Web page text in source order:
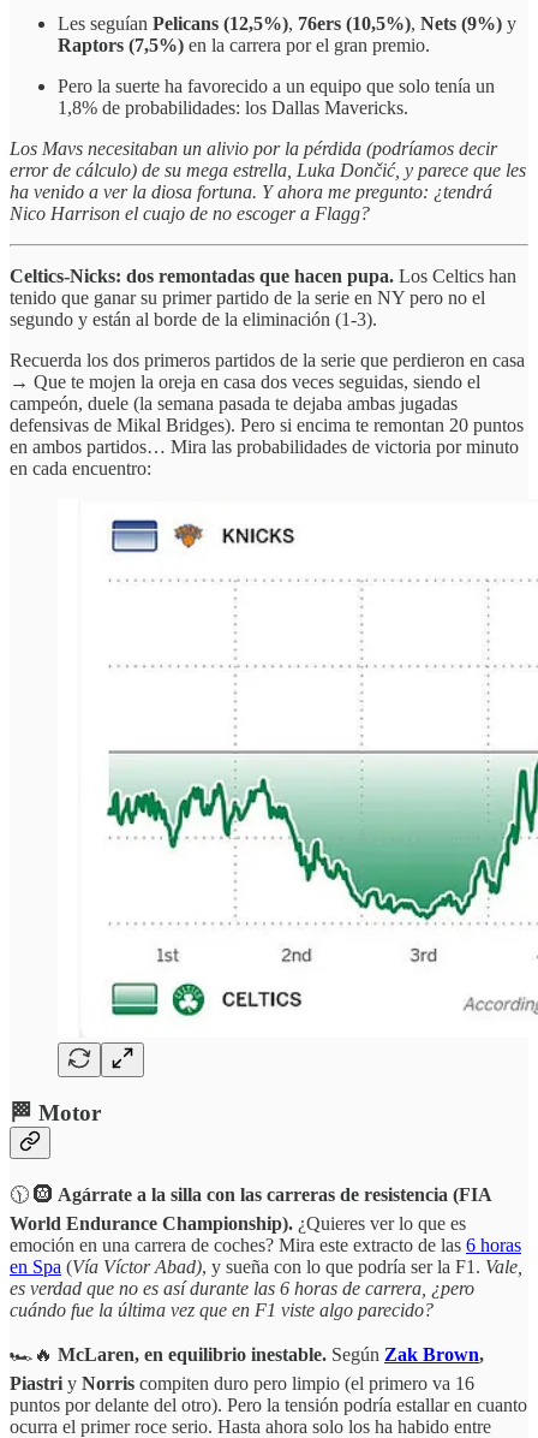
Les seguían Pelicans (12,5%), 76ers (10,5%), Nets (9%) y
Raptors (7,5%) en la carrera por el gran premio.
Pero la suerte ha favorecido a un equipo que solo tenía un
1,8% de probabilidades: los Dallas Mavericks.
Los Mavs necesitaban un alivio por la pérdida (podríamos decir
error de cálculo) de su mega estrella, Luka Dončić, y parece que les
ha venido a ver la diosa fortuna. Y ahora me pregunto: ¿tendrá
Nico Harrison el cuajo de no escoger a Flagg?
Celtics-Nicks: dos remontadas que hacen pupa. Los Celtics han
tenido que ganar su primer partido de la serie en NY pero no el
segundo y están al borde de la eliminación (1-3).
Recuerda los dos primeros partidos de la serie que perdieron en casa
→ Que te mojen la oreja en casa dos veces seguidas, siendo el
campeón, duele (la semana pasada te dejaba ambas jugadas
defensivas de Mikal Bridges). Pero si encima te remontan 20 puntos
en ambos partidos… Mira las probabilidades de victoria por minuto
en cada encuentro:
🏁 Motor
🕦 🛞 Agárrate a la silla con las carreras de resistencia (FIA
World Endurance Championship). ¿Quieres ver lo que es
emoción en una carrera de coches? Mira este extracto de las 6 horas
en Spa (Vía Víctor Abad), y sueña con lo que podría ser la F1. Vale,
es verdad que no es así durante las 6 horas de carrera, ¿pero
cuándo fue la última vez que en F1 viste algo parecido?
🏎️🔥 McLaren, en equilibrio inestable. Según Zak Brown,
Piastri y Norris compiten duro pero limpio (el primero va 16
puntos por delante del otro). Pero la tensión podría estallar en cuanto
ocurra el primer roce serio. Hasta ahora solo los ha habido entre